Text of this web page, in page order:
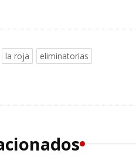
la roja
eliminatorias